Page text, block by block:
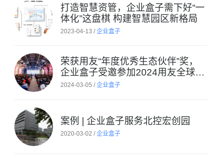
打造智慧资管，企业盒子需下好“一
体化”这盘棋 构建智慧园区新格局
2023-04-13 /企业盒子
荣获用友“年度优秀生态伙伴”奖，
企业盒子受邀参加2024用友全球生
态大会
2024-03-05 /企业盒子
案例 | 企业盒子服务北控宏创园
2020-03-02 /企业盒子